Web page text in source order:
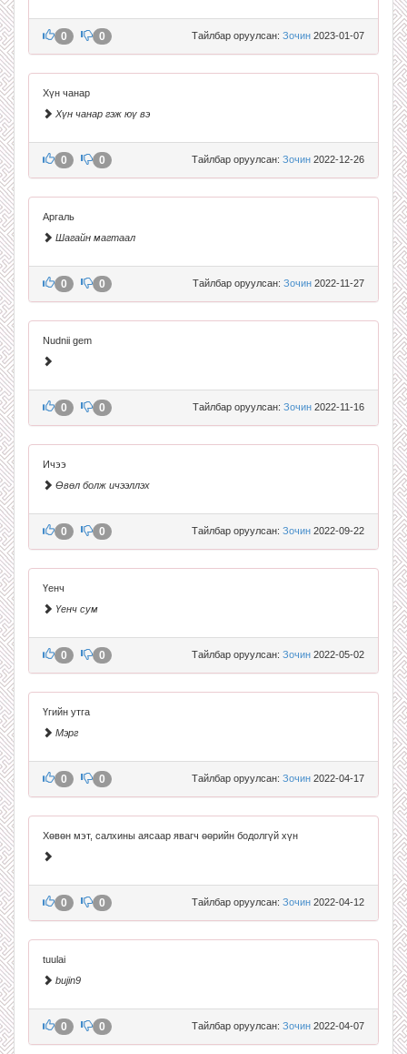
Тайлбар оруулсан: Зочин 2023-01-07
0 0
Хүн чанар
Хүн чанар гэж юү вэ
Тайлбар оруулсан: Зочин 2022-12-26
0 0
Аргаль
Шагайн магтаал
Тайлбар оруулсан: Зочин 2022-11-27
0 0
Nudnii gem
Тайлбар оруулсан: Зочин 2022-11-16
0 0
Ичээ
Өвөл болж ичээллэх
Тайлбар оруулсан: Зочин 2022-09-22
0 0
Үенч
Үенч сум
Тайлбар оруулсан: Зочин 2022-05-02
0 0
Үгийн утга
Мэрг
Тайлбар оруулсан: Зочин 2022-04-17
0 0
Хөвөн мэт, салхины аясаар явагч өөрийн бодолгүй хүн
Тайлбар оруулсан: Зочин 2022-04-12
0 0
tuulai
bujin9
Тайлбар оруулсан: Зочин 2022-04-07
0 0